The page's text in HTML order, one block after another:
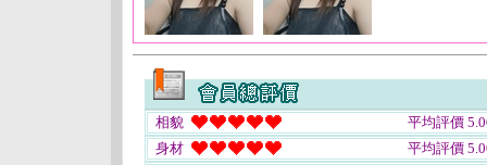
相貌
平均評價
身材
平均評價